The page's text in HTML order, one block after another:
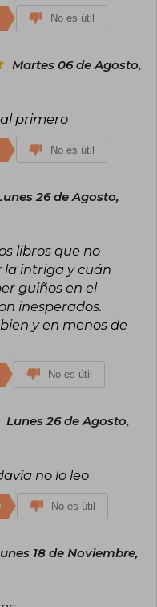
No es útil
Martes 06 de Agosto,
primero
No es útil
26 de Agosto,
libros que no
la intriga y cuán
guiños en el
inesperados.
y en menos de
No es útil
Lunes 26 de Agosto,
no lo leo
No es útil
18 de Noviembre,